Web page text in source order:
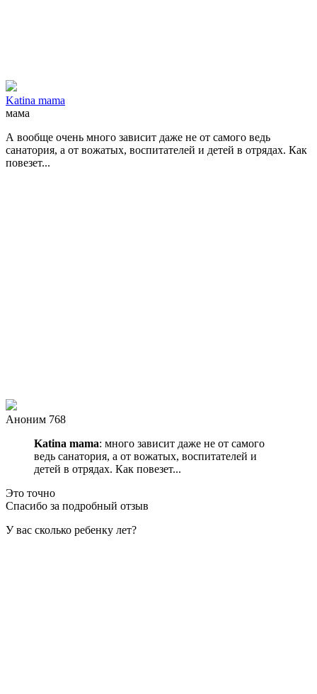
Katina mama
мама
А вообще очень много зависит даже не от самого ведь
санатория, а от вожатых, воспитателей и детей в отрядах. Как
повезет...
Аноним 768
Katina mama: много зависит даже не от самого
ведь санатория, а от вожатых, воспитателей и
детей в отрядах. Как повезет...
Это точно
Спасибо за подробный отзыв
У вас сколько ребенку лет?